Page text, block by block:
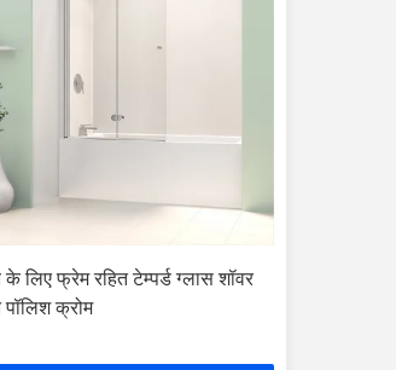
लिए फ्रेम रहित टेम्पर्ड ग्लास शॉवर
क्रोम